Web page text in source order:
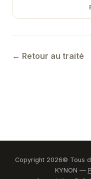
Temoura 34
← Retour au traité
Copyright 2026© Tous
KYNON —